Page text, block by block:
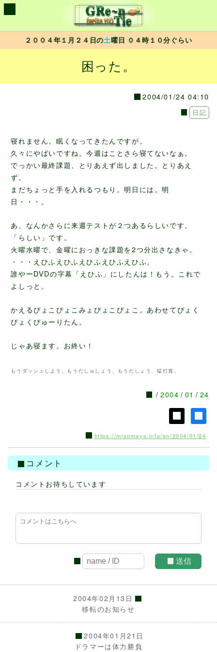
２００４年１月２４日の土曜日 ０４時１０分ぐらい
困った。
2004/01/24 04:10
日記
寝れません。眠くなってきたんですが。
久々にやばいですね。今週はことさら寝てないなぁ。
でっかい最終課題、とりあえず出しました。とりあえ
ず。
まだちょっと手を入れるつもり。明日には。明
日・・・。
あ、なんかさらに来週テストが２つあるらしいです。
「らしい」です。
火曜水曜で、金曜におっきな課題を2つ分出さなきゃ。
・・・えひふえひふえひふえひふえひふ。
誰やーDVDの字幕「えひふ」にしたんは！もう。これで
よしっと。
かえるぴょこぴょこみょぴょこぴょこ。あわせてぴょく
ぴょくぴゅーりたん。
じゃあ寝ます。お終い！
もうダッシュしよう、もうだしゅしょう、もうだしょう、猛打賞。
2004 01 24
https://misomayo.info/on/2004/01/24
コメント
コメントお待ちしています
送信
2004年02月13日
移転のお知らせ
2004年01月21日
ドラマーは体力勝負